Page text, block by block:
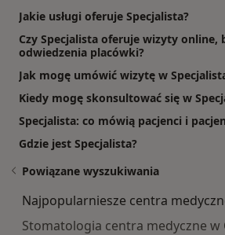
Jakie usługi oferuje Specjalista?
Czy Specjalista oferuje wizyty online,
odwiedzenia placówki?
Jak mogę umówić wizytę w
Kiedy mogę skonsultować się w
Specjalista: co mówią pacjenci i
Gdzie jest Specjalista?
Powiązane wyszukiwania
Najpopularniesze centra
Stomatologia centra medyczne w